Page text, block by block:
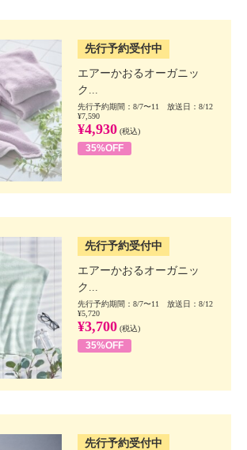
先行予約受付中
エアーかおるオーガニッ
ク...
先行予約期間：8/7〜11 放送日：8/12
¥7,590
¥4,930 (税込)
35%OFF
先行予約受付中
エアーかおるオーガニッ
ク...
先行予約期間：8/7〜11 放送日：8/12
¥5,720
¥3,700 (税込)
35%OFF
先行予約受付中